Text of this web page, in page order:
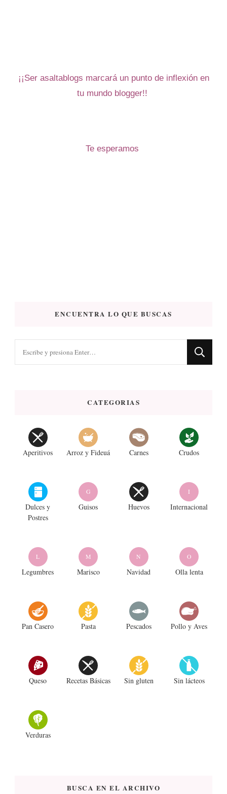
¡¡Ser asaltablogs marcará un punto de inflexión en
tu mundo blogger!!
Te esperamos
ENCUENTRA LO QUE BUSCAS
CATEGORIAS
Aperitivos Arroz y Fideuá Carnes Crudos
Dulces y
Postres
G
Guisos Huevos
I
Internacional
L
Legumbres
M
Marisco
N
Navidad
O
Olla lenta
Pan Casero Pasta Pescados Pollo y Aves
Queso Recetas Básicas Sin gluten Sin lácteos
Verduras
BUSCA EN EL ARCHIVO